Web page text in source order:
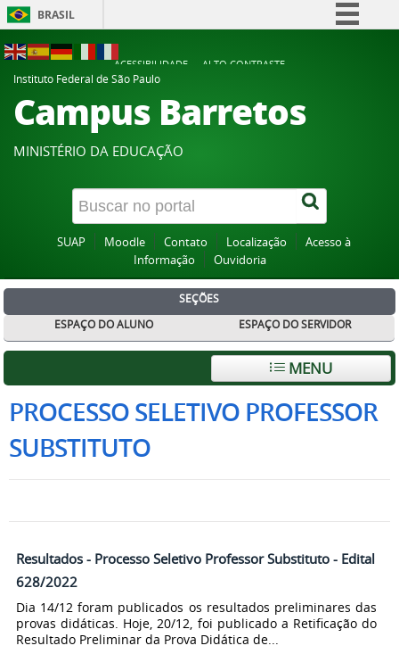
BRASIL
Participe
Acesso à informação
Canais
ACESSIBILIDADE
ALTO CONTRASTE
Instituto Federal de São Paulo
Campus Barretos
MINISTÉRIO DA EDUCAÇÃO
SUAP Moodle Contato Localização
Acesso à
Informação
Ouvidoria
SEÇÕES
ESPAÇO DO ALUNO
ESPAÇO DO SERVIDOR
MENU
PROCESSO SELETIVO PROFESSOR
SUBSTITUTO
Resultados - Processo Seletivo Professor Substituto - Edital
628/2022
Dia 14/12 foram publicados os resultados preliminares das
provas didáticas. Hoje, 20/12, foi publicado a Retificação do
Resultado Preliminar da Prova Didática de...